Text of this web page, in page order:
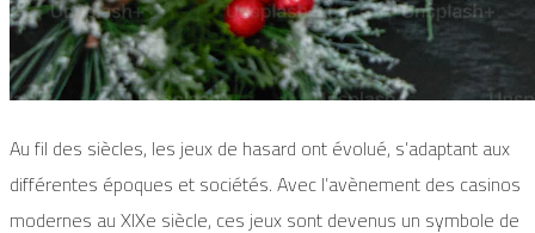
Au fil des siècles, les jeux de hasard ont évolué, s’adaptant aux
différentes époques et sociétés. Avec l’avènement des casinos
modernes au XIXe siècle, ces jeux sont devenus un symbole de